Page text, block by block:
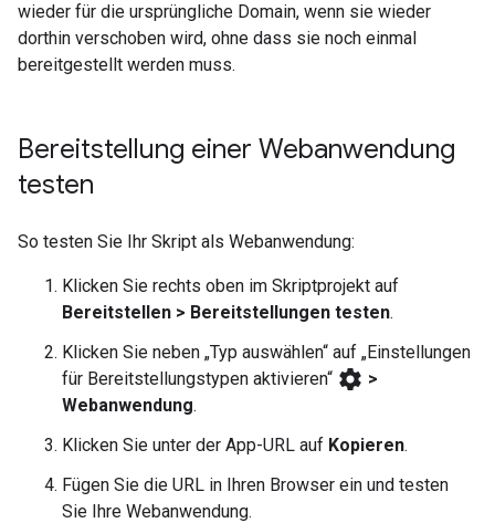
wieder für die ursprüngliche Domain, wenn sie wieder
dorthin verschoben wird, ohne dass sie noch einmal
bereitgestellt werden muss.
Bereitstellung einer Webanwendung
testen
So testen Sie Ihr Skript als Webanwendung:
Klicken Sie rechts oben im Skriptprojekt auf
Bereitstellen > Bereitstellungen testen.
Klicken Sie neben „Typ auswählen“ auf „Einstellungen
für Bereitstellungstypen aktivieren“ settings >
Webanwendung.
Klicken Sie unter der App-URL auf Kopieren.
Fügen Sie die URL in Ihren Browser ein und testen
Sie Ihre Webanwendung.